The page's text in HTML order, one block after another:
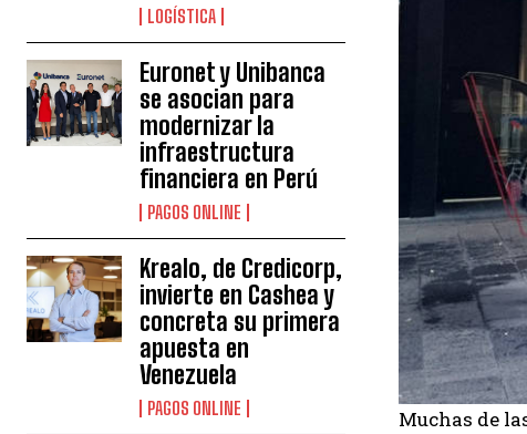
LOGÍSTICA
Euronet y Unibanca
se asocian para
modernizar la
infraestructura
financiera en Perú
PAGOS ONLINE
Krealo, de Credicorp,
invierte en Cashea y
concreta su primera
apuesta en
Venezuela
PAGOS ONLINE Muchas de